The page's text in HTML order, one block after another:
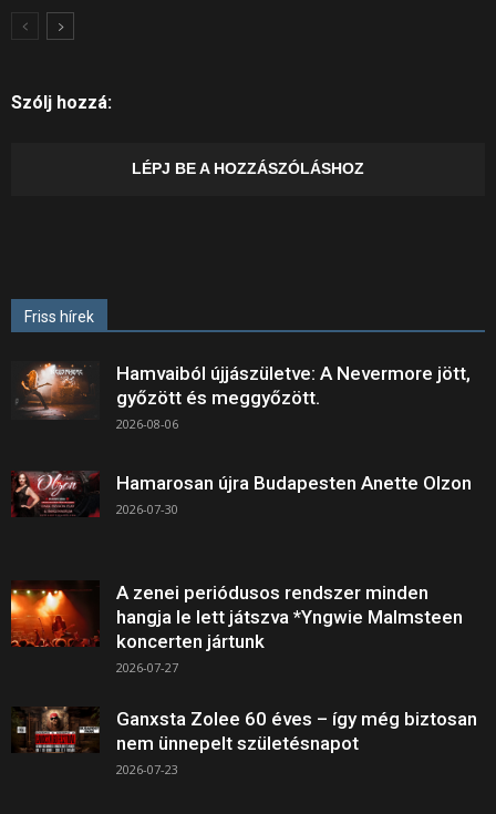
Szólj hozzá:
LÉPJ BE A HOZZÁSZÓLÁSHOZ
Friss hírek
Hamvaiból újjászületve: A Nevermore jött,
győzött és meggyőzött.
2026-08-06
Hamarosan újra Budapesten Anette Olzon
2026-07-30
A zenei periódusos rendszer minden
hangja le lett játszva *Yngwie Malmsteen
koncerten jártunk
2026-07-27
Ganxsta Zolee 60 éves – így még biztosan
nem ünnepelt születésnapot
2026-07-23